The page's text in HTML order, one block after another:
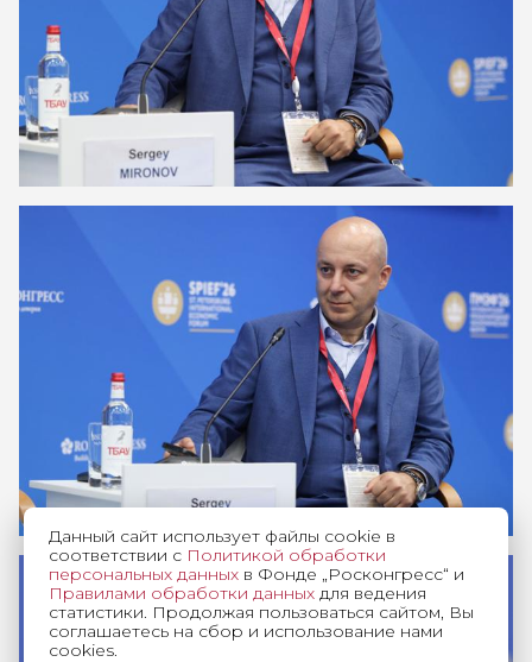
Данный сайт использует файлы cookie в
соответствии с Политикой обработки
персональных данныхв Фонде „Росконгресс“ и
Правилами обработки данныхдля ведения
статистики. Продолжая пользоваться сайтом, Вы
соглашаетесь на сбор и использование нами
cookies.